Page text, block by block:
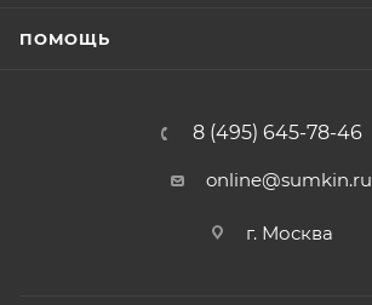
ПОМОЩЬ
8 (495) 645-78-46
online@sumkin.ru
г. Москва